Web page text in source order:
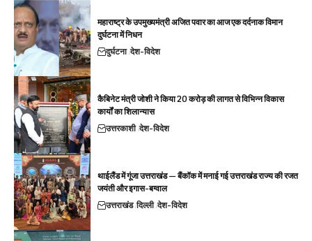
महाराष्ट्र के उपमुख्यमंत्री अजित पवार का आज एक दर्दनाक विमान
दुर्घटना में निधन
दुर्घटना देश-विदेश
कैबिनेट मंत्री जोशी ने किया 20 करोड़ की लागत से विभिन्न विकास
कार्यों का शिलान्यास
उत्तरकाशी देश-विदेश
थाईलैंड में गूंजा उत्तराखंड — बैंकॉक में मनाई गई उत्तराखंड राज्य की रजत
जयंती और इगास-बग्वाल
उत्तराखंड दिल्ली देश-विदेश